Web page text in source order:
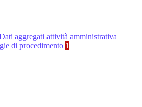
aggregati attività amministrativa
di procedimento 1